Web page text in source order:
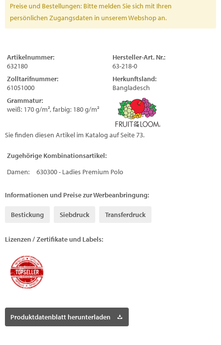
Preise und Bestellungen: Bitte melden Sie sich mit Ihren
persönlichen Zugangsdaten in unserem Webshop an.
Artikelnummer:
632180
Hersteller-Art. Nr.:
63-218-0
Zolltarifnummer:
61051000
Herkunftsland:
Bangladesch
Grammatur:
weiß: 170 g/m², farbig: 180 g/m²
Sie finden diesen Artikel im Katalog auf Seite 73.
Zugehörige Kombinationsartikel:
Damen:
630300 - Ladies Premium Polo
Informationen und Preise zur Werbeanbringung:
Bestickung Siebdruck Transferdruck
Lizenzen / Zertifikate und Labels:
Produktdatenblatt herunterladen